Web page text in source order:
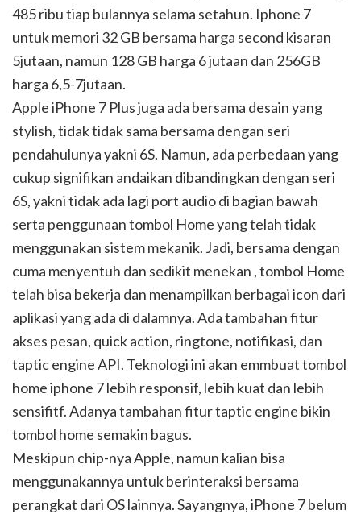
485 ribu tiap bulannya selama setahun. Iphone 7
untuk memori 32 GB bersama harga second kisaran
5jutaan, namun 128 GB harga 6 jutaan dan 256GB
harga 6,5-7jutaan.
Apple iPhone 7 Plus juga ada bersama desain yang
stylish, tidak tidak sama bersama dengan seri
pendahulunya yakni 6S. Namun, ada perbedaan yang
cukup signifikan andaikan dibandingkan dengan seri
6S, yakni tidak ada lagi port audio di bagian bawah
serta penggunaan tombol Home yang telah tidak
menggunakan sistem mekanik. Jadi, bersama dengan
cuma menyentuh dan sedikit menekan , tombol Home
telah bisa bekerja dan menampilkan berbagai icon dari
aplikasi yang ada di dalamnya. Ada tambahan fitur
akses pesan, quick action, ringtone, notifikasi, dan
taptic engine API. Teknologi ini akan emmbuat tombol
home iphone 7 lebih responsif, lebih kuat dan lebih
sensifitf. Adanya tambahan fitur taptic engine bikin
tombol home semakin bagus.
Meskipun chip-nya Apple, namun kalian bisa
menggunakannya untuk berinteraksi bersama
perangkat dari OS lainnya. Sayangnya, iPhone 7 belum